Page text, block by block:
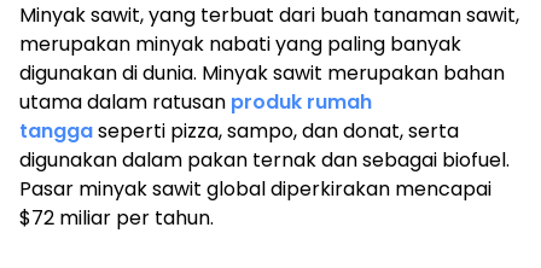
Minyak sawit, yang terbuat dari buah tanaman sawit,
merupakan minyak nabati yang paling banyak
digunakan di dunia. Minyak sawit merupakan bahan
utama dalam ratusan produk rumah
tanggaseperti pizza, sampo, dan donat, serta
digunakan dalam pakan ternak dan sebagai biofuel.
Pasar minyak sawit global diperkirakan mencapai
$72 miliar per tahun.